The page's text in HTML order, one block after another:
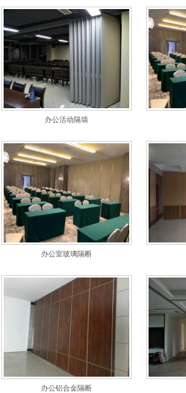
办公活动隔墙
办公室玻璃隔断
办公铝合金隔断